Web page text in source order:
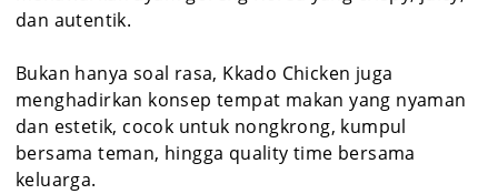
dan autentik.
Bukan hanya soal rasa, Kkado Chicken juga
menghadirkan konsep tempat makan yang nyaman
dan estetik, cocok untuk nongkrong, kumpul
bersama teman, hingga quality time bersama
keluarga.